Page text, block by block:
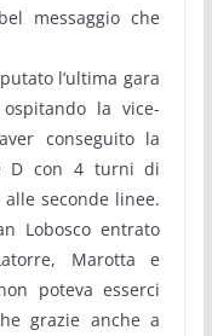
messaggio che
l’ultima gara
la vice-
conseguito la
D con 4 turni di
seconde linee.
Lobosco entrato
Marotta e
poteva esserci
grazie anche a